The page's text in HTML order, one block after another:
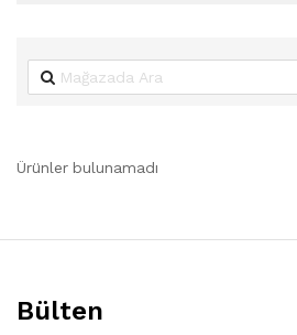
Ürünler bulunamadı
Bülten